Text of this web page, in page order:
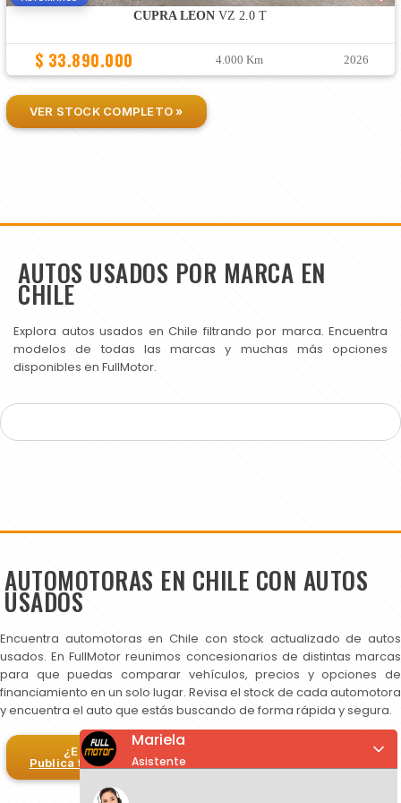
CUPRA LEON VZ 2.0 T
$ 33.890.000 4.000 Km 2026
VER STOCK COMPLETO »
AUTOS USADOS POR MARCA EN
CHILE
Explora autos usados en Chile filtrando por marca. Encuentra
modelos de todas las marcas y muchas más opciones
disponibles en FullMotor.
AUTOMOTORAS EN CHILE CON AUTOS
USADOS
Encuentra automotoras en Chile con stock actualizado de autos
usados. En FullMotor reunimos concesionarios de distintas marcas
para que puedas comparar vehículos, precios y opciones de
financiamiento en un solo lugar. Revisa el stock de cada automotora
y encuentra el auto que estás buscando de forma rápida y segura.
¿Eres automotora?
Publica tus autos en FullMotor
Mariela
Asistente